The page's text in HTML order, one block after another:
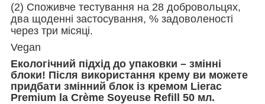
(2) Споживче тестування на 28 добровольцях,
два щоденні застосування, % задоволеності
через три місяці.
Vegan
Екологічний підхід до упаковки – змінні
блоки! Після використання крему ви можете
придбати змінний блок із кремом Lierac
Premium la Crème Soyeuse Refill 50 мл.